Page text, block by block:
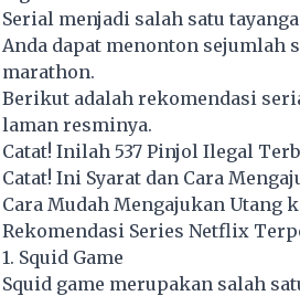
Serial menjadi salah satu
Anda dapat menonton sejumlah
marathon.
Berikut adalah rekomendasi
laman resminya.
Catat! Inilah 537 Pinjol Ilegal
Catat! Ini Syarat dan Cara
Cara Mudah Mengajukan Utang
Rekomendasi Series Netflix
1. Squid Game
Squid game merupakan salah